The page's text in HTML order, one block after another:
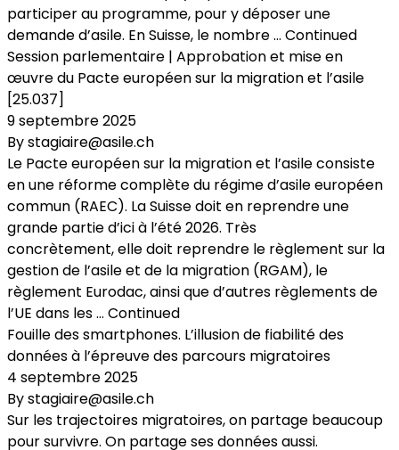
participer au programme, pour y déposer une
demande d’asile. En Suisse, le nombre … Continued
Session parlementaire | Approbation et mise en
œuvre du Pacte européen sur la migration et l’asile
[25.037]
9 septembre 2025
Bystagiaire@asile.ch
Le Pacte européen sur la migration et l’asile consiste
en une réforme complète du régime d’asile européen
commun (RAEC). La Suisse doit en reprendre une
grande partie d’ici à l’été 2026. Très
concrètement, elle doit reprendre le règlement sur la
gestion de l’asile et de la migration (RGAM), le
règlement Eurodac, ainsi que d’autres règlements de
l’UE dans les … Continued
Fouille des smartphones. L’illusion de fiabilité des
données à l’épreuve des parcours migratoires
4 septembre 2025
Bystagiaire@asile.ch
Sur les trajectoires migratoires, on partage beaucoup
pour survivre. On partage ses données aussi.